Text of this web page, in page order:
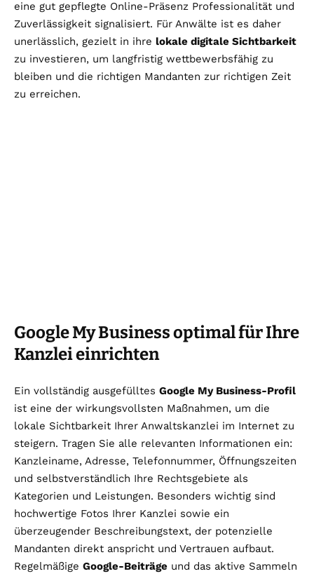
eine gut gepflegte Online-Präsenz Professionalität und
Zuverlässigkeit signalisiert. Für Anwälte ist es daher
unerlässlich, gezielt in ihre lokale digitale Sichtbarkeit
zu investieren, um langfristig wettbewerbsfähig zu
bleiben und die richtigen Mandanten zur richtigen Zeit
zu erreichen.
Google My Business optimal für Ihre
Kanzlei einrichten
Ein vollständig ausgefülltes Google My Business-Profil
ist eine der wirkungsvollsten Maßnahmen, um die
lokale Sichtbarkeit Ihrer Anwaltskanzlei im Internet zu
steigern. Tragen Sie alle relevanten Informationen ein:
Kanzleiname, Adresse, Telefonnummer, Öffnungszeiten
und selbstverständlich Ihre Rechtsgebiete als
Kategorien und Leistungen. Besonders wichtig sind
hochwertige Fotos Ihrer Kanzlei sowie ein
überzeugender Beschreibungstext, der potenzielle
Mandanten direkt anspricht und Vertrauen aufbaut.
Regelmäßige Google-Beiträge und das aktive Sammeln